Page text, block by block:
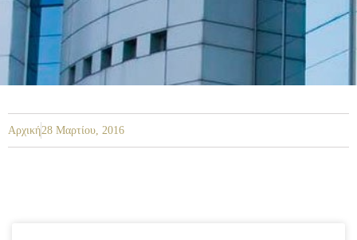
Αρχική28 Μαρτίου, 2016